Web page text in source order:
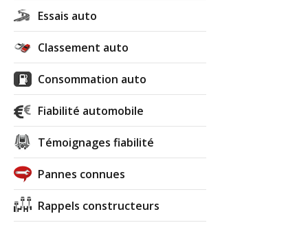
Essais auto
Classement auto
Consommation auto
Fiabilité automobile
Témoignages fiabilité
Pannes connues
Rappels constructeurs